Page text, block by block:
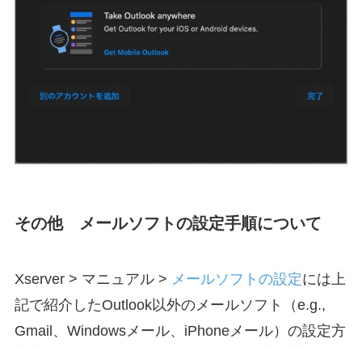
その他 メールソフトの設定手順について
Xserver > マニュアル > メールソフトの設定には上
記で紹介したOutlook以外のメールソフト（e.g.,
Gmail、Windowsメール、iPhoneメール）の設定方